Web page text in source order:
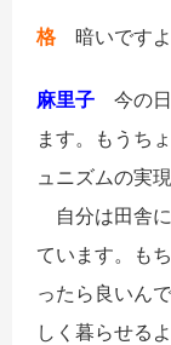
格暗いですよ
麻里子 今の日
ます。もうち
ュニズムの実
自分は田舎
ています。も
ったら良いん
しく暮らせる